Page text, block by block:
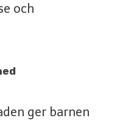
och
ger barnen